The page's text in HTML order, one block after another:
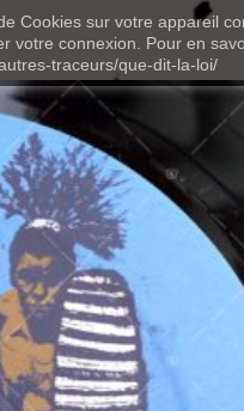
Cookies sur votre appareil
connexion. Pour en
traceurs/que-dit-la-loi/